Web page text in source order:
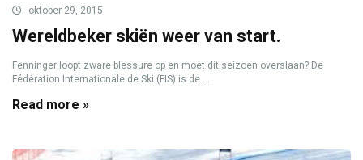
oktober 29, 2015
Wereldbeker skiën weer van start.
Fenninger loopt zware blessure op en moet dit seizoen overslaan? De
Fédération Internationale de Ski (FIS) is de ...
Read more »